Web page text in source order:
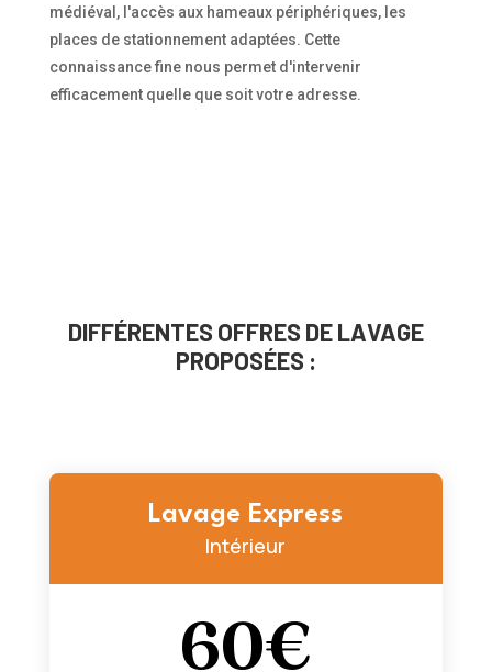
médiéval, l'accès aux hameaux périphériques, les
places de stationnement adaptées. Cette
connaissance fine nous permet d'intervenir
efficacement quelle que soit votre adresse.
DIFFÉRENTES OFFRES DE LAVAGE
PROPOSÉES :
Lavage Express
Intérieur
60€